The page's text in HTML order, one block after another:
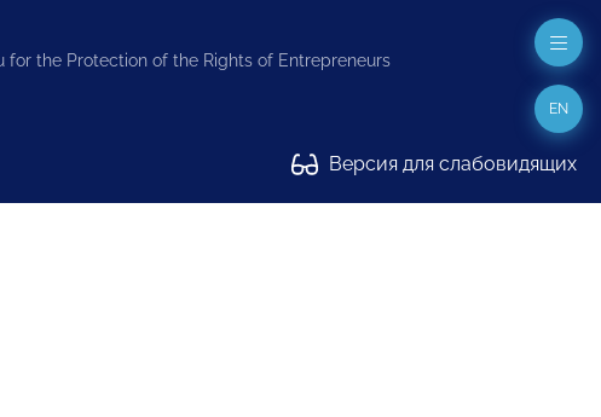
for the Protection of the Rights of Entrepreneurs
Версия для слабовидящих
EN